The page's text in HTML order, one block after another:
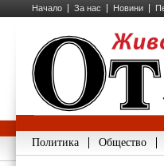
Начало За нас Новини
Политика Общество